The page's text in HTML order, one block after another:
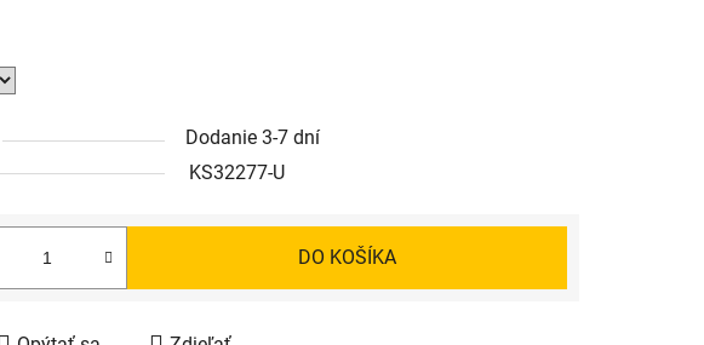
Dodanie 3-7 dní
KS32277-U
cena:
DO KOŠÍKA